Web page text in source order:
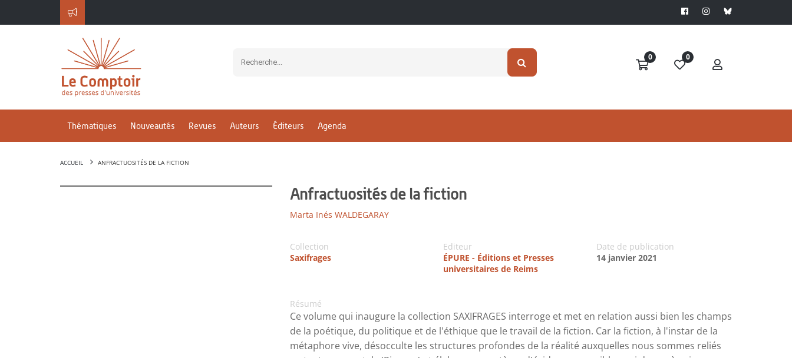
0 0
Thématiques Nouveautés Revues Auteurs Éditeurs Agenda
ACCUEIL ANFRACTUOSITÉS DE LA FICTION
Anfractuosités de la fiction
Marta Inés WALDEGARAY
Collection
Saxifrages
Editeur
ÉPURE - Éditions et Presses
universitaires de Reims
Date de publication
14 janvier 2021
Résumé
Ce volume qui inaugure la collection SAXIFRAGES interroge et met en relation aussi bien les champs
de la poétique, du politique et de l'éthique que le travail de la fiction. Car la fiction, à l'instar de la
métaphore vive, désocculte les structures profondes de la réalité auxquelles nous sommes reliés